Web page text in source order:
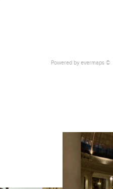
Powered by evermaps ©